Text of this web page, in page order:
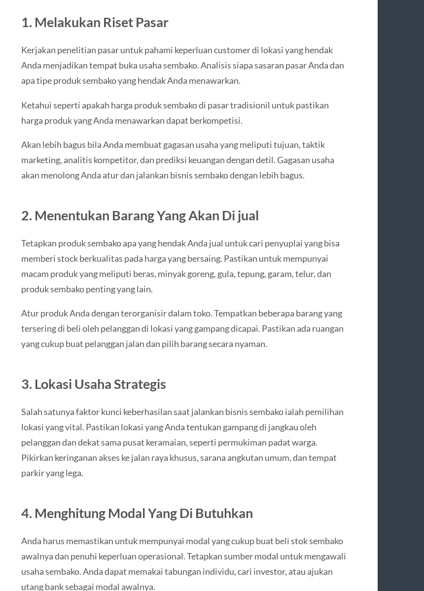
1. Melakukan Riset Pasar
Kerjakan penelitian pasar untuk pahami keperluan customer di lokasi yang hendak
Anda menjadikan tempat buka usaha sembako. Analisis siapa sasaran pasar Anda dan
apa tipe produk sembako yang hendak Anda menawarkan.
Ketahui seperti apakah harga produk sembako di pasar tradisionil untuk pastikan
harga produk yang Anda menawarkan dapat berkompetisi.
Akan lebih bagus bila Anda membuat gagasan usaha yang meliputi tujuan, taktik
marketing, analitis kompetitor, dan prediksi keuangan dengan detil. Gagasan usaha
akan menolong Anda atur dan jalankan bisnis sembako dengan lebih bagus.
2. Menentukan Barang Yang Akan Di jual
Tetapkan produk sembako apa yang hendak Anda jual untuk cari penyuplai yang bisa
memberi stock berkualitas pada harga yang bersaing. Pastikan untuk mempunyai
macam produk yang meliputi beras, minyak goreng, gula, tepung, garam, telur, dan
produk sembako penting yang lain.
Atur produk Anda dengan terorganisir dalam toko. Tempatkan beberapa barang yang
tersering di beli oleh pelanggan di lokasi yang gampang dicapai. Pastikan ada ruangan
yang cukup buat pelanggan jalan dan pilih barang secara nyaman.
3. Lokasi Usaha Strategis
Salah satunya faktor kunci keberhasilan saat jalankan bisnis sembako ialah pemilihan
lokasi yang vital. Pastikan lokasi yang Anda tentukan gampang di jangkau oleh
pelanggan dan dekat sama pusat keramaian, seperti permukiman padat warga.
Pikirkan keringanan akses ke jalan raya khusus, sarana angkutan umum, dan tempat
parkir yang lega.
4. Menghitung Modal Yang Di Butuhkan
Anda harus memastikan untuk mempunyai modal yang cukup buat beli stok sembako
awalnya dan penuhi keperluan operasional. Tetapkan sumber modal untuk mengawali
usaha sembako. Anda dapat memakai tabungan individu, cari investor, atau ajukan
utang bank sebagai modal awalnya.